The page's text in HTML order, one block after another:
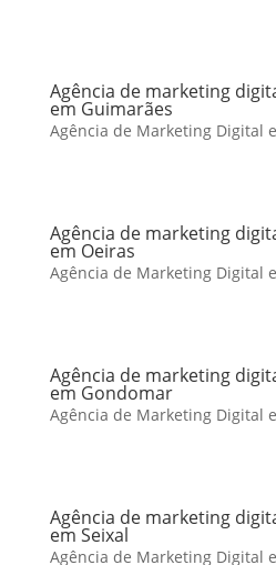
Agência de marketing
em Guimarães
Agência de Marketing Digital
Agência de marketing
em Oeiras
Agência de Marketing Digital
Agência de marketing
em Gondomar
Agência de Marketing Digital
Agência de marketing
em Seixal
Agência de Marketing Digital